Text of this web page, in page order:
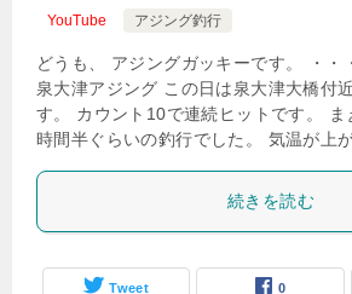
YouTube
アジング釣行
どうも、 アジングガッキーです。 ・・
泉大津アジング この日は泉大津大橋付
す。 カウント10で連続ヒットです。 ま
時間半ぐらいの釣行でした。 気温が上
続きを読む
Tweet 0